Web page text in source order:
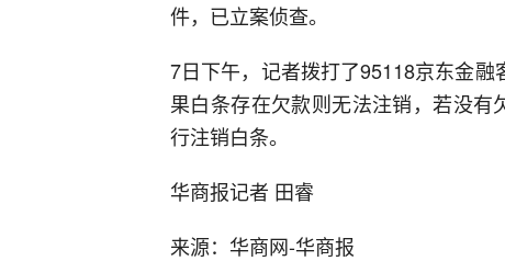
件，已立案侦查。
7日下午，记者拨打了95118京东金
果白条存在欠款则无法注销，若没
行注销白条。
华商报记者 田睿
来源：华商网-华商报